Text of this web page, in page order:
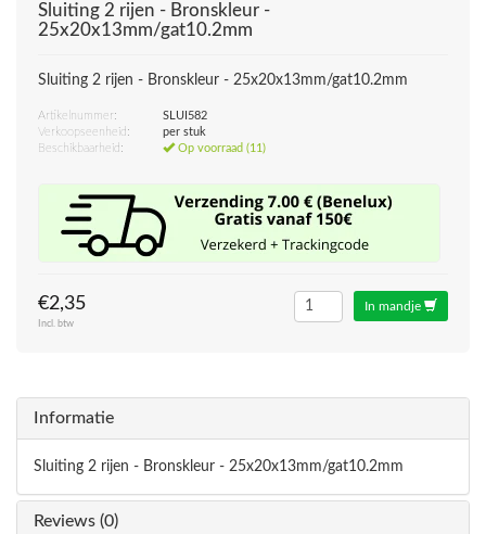
Sluiting 2 rijen - Bronskleur -
25x20x13mm/gat10.2mm
Sluiting 2 rijen - Bronskleur - 25x20x13mm/gat10.2mm
Artikelnummer:
SLUI582
Verkoopseenheid:
per stuk
Beschikbaarheid:
Op voorraad (11)
€2,35
Incl. btw
In mandje
Informatie
Sluiting 2 rijen - Bronskleur - 25x20x13mm/gat10.2mm
Reviews (0)